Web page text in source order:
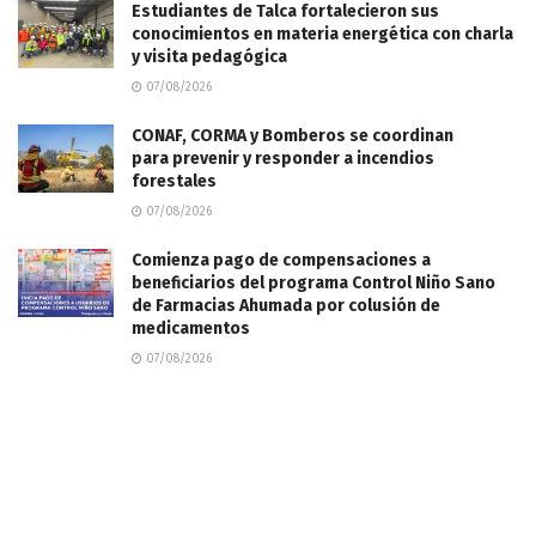
Estudiantes de Talca fortalecieron sus
conocimientos en materia energética con charla
y visita pedagógica
07/08/2026
CONAF, CORMA y Bomberos se coordinan
para prevenir y responder a incendios
forestales
07/08/2026
Comienza pago de compensaciones a
beneficiarios del programa Control Niño Sano
de Farmacias Ahumada por colusión de
medicamentos
07/08/2026